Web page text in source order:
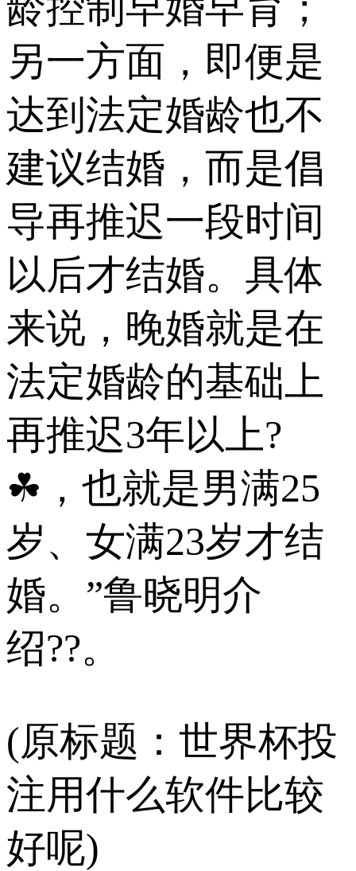
另一方面，即便是
达到法定婚龄也不
建议结婚，而是倡
导再推迟一段时间
以后才结婚。具体
来说，晚婚就是在
法定婚龄的基础上
再推迟3年以上?
☘，也就是男满25
岁、女满23岁才结
婚。”鲁晓明介
绍??。
(原标题：世界杯投
注用什么软件比较
好呢)